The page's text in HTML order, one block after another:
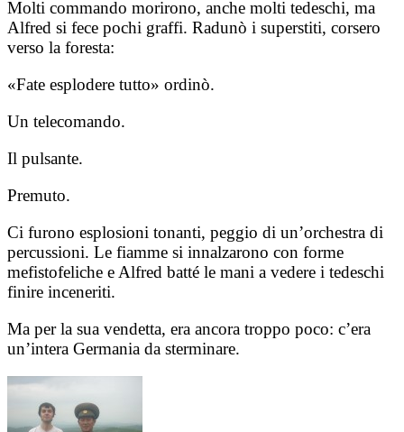
Molti commando morirono, anche molti tedeschi, ma
Alfred si fece pochi graffi. Radunò i superstiti, corsero
verso la foresta:
«Fate esplodere tutto» ordinò.
Un telecomando.
Il pulsante.
Premuto.
Ci furono esplosioni tonanti, peggio di un’orchestra di
percussioni. Le fiamme si innalzarono con forme
mefistofeliche e Alfred batté le mani a vedere i tedeschi
finire inceneriti.
Ma per la sua vendetta, era ancora troppo poco: c’era
un’intera Germania da sterminare.